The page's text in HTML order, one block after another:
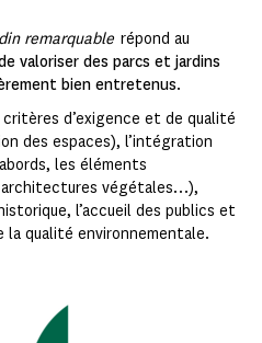
remarquable répond au
valoriser des parcs et jardins
bien entretenus.
d’exigence et de qualité
des espaces), l’intégration
les éléments
architectures végétales…),
l’accueil des publics et
qualité environnementale.